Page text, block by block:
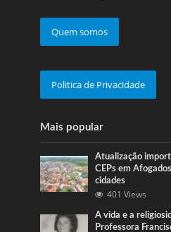
Quem somos
Politica de Privacidade
Mais popular
Atualização
CEPs em
cidades
401 Views
A vida e a
Professora